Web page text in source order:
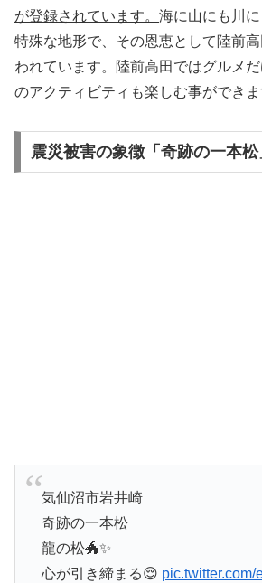
が登録されています。 海に山にも川
特殊な地形で、その恩恵として陸前
われています。陸前高田ではグルメ
のアクティビティも楽しむ事ができま
震災被害の象徴「奇跡の一本松
気仙沼市岩井崎
奇跡の一本松
龍の松🐲✨
心が引き締まる😌 pic.twitter.com/